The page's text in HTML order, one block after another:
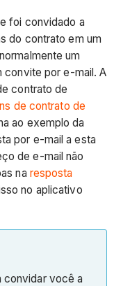
foi convidado a
do contrato em um
um
convite por e-mail. A
contrato de
de contrato de
ao exemplo da
por e-mail a esta
de e-mail não
na resposta
no aplicativo
convidar você a